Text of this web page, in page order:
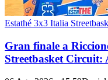
Estathé 3x3 Italia
Gran finale a
Streetbasket